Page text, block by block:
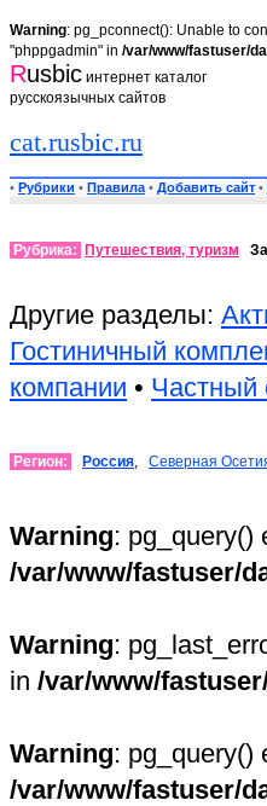
Warning: pg_pconnect(): Unable to
"phppgadmin" in /var/www/fastuser/
Rusbic интернет каталог
русскоязычных сайтов
cat.rusbic.ru
• Рубрики • Правила • Добавить сайт •
Рубрика: Путешествия, туризм
Другие разделы:
Гостиничный
компании • Частный
Регион: Россия, Северная
Warning: pg_query()
/var/www/fastuser/
Warning:
in /var/www/
Warning: pg_query()
/var/www/fastuser/